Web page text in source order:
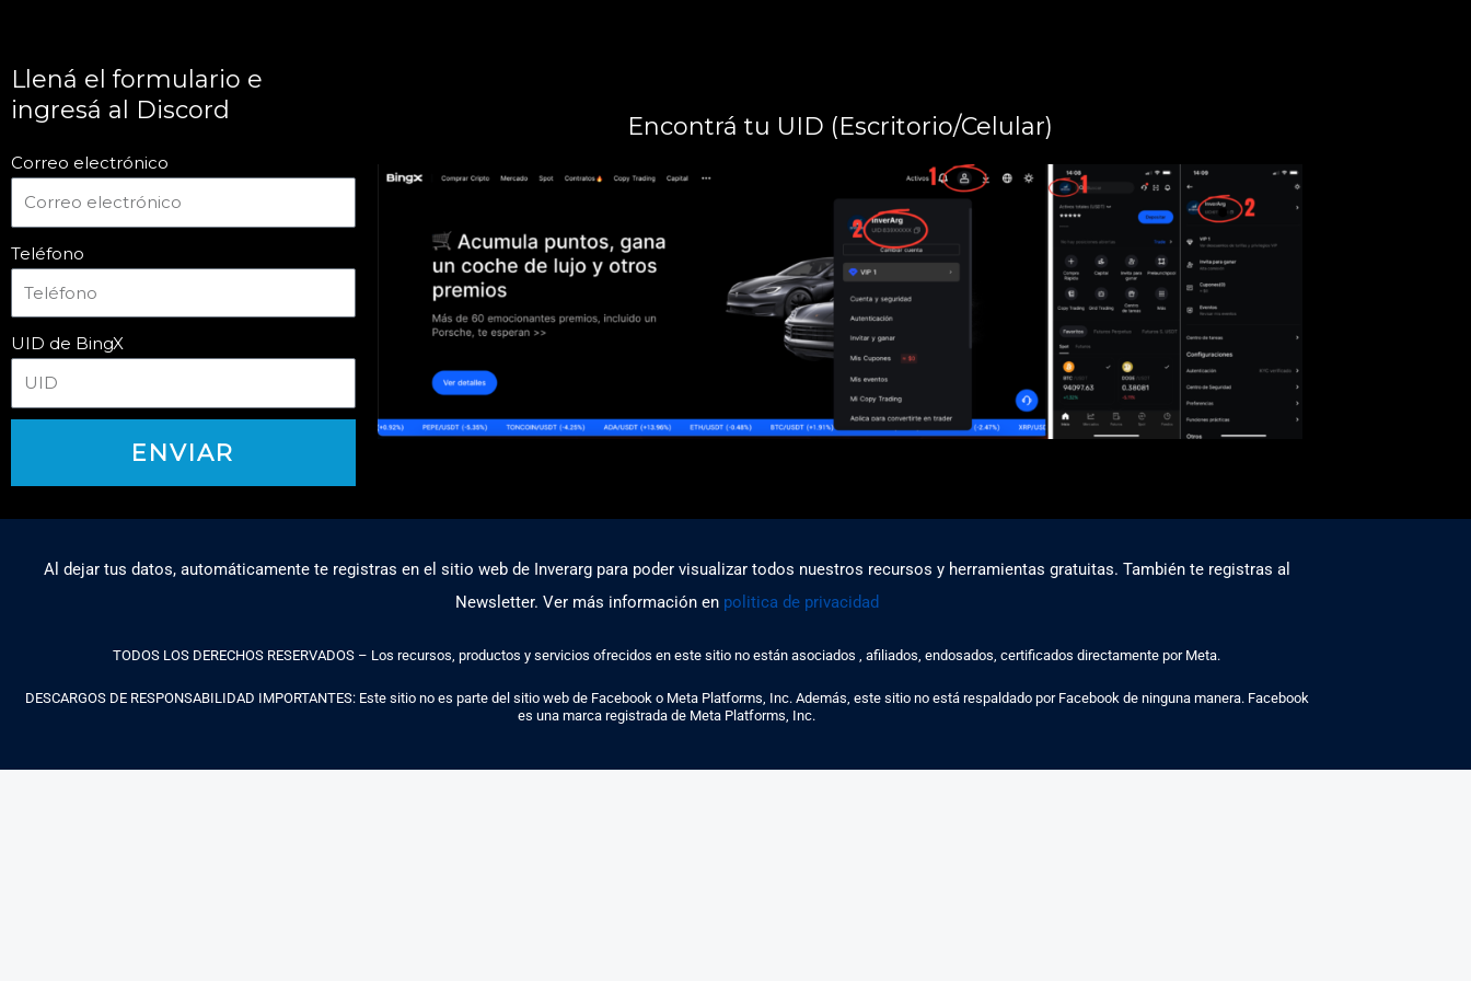
Llená el formulario e
ingresá al Discord
Correo electrónico
Teléfono
UID de BingX
ENVIAR
Encontrá tu UID (Escritorio/Celular)
Al dejar tus datos, automáticamente te registras en el sitio web de Inverarg para poder visualizar todos nuestros recursos y herramientas gratuitas. También te registras al
Newsletter. Ver más información en politica de privacidad
TODOS LOS DERECHOS RESERVADOS – Los recursos, productos y servicios ofrecidos en este sitio no están asociados , afiliados, endosados, certificados directamente por Meta.
DESCARGOS DE RESPONSABILIDAD IMPORTANTES: Este sitio no es parte del sitio web de Facebook o Meta Platforms, Inc. Además, este sitio no está respaldado por Facebook de ninguna manera. Facebook
es una marca registrada de Meta Platforms, Inc.